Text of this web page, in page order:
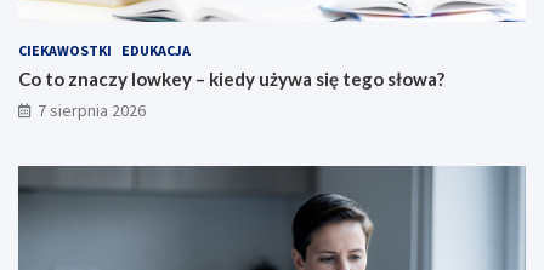
CIEKAWOSTKI EDUKACJA
Co to znaczy lowkey – kiedy używa się tego słowa?
7 sierpnia 2026